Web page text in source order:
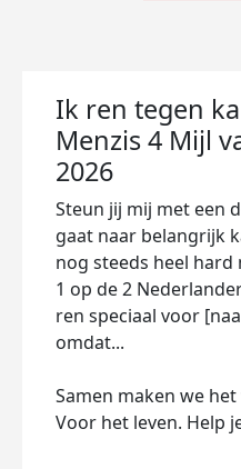
Ik ren tegen
Menzis 4 Mijl
2026
Steun jij mij met een
gaat naar belangrijk
nog steeds heel
1 op de 2
ren speciaal voor
omdat...
Samen maken we
Voor het leven. Help